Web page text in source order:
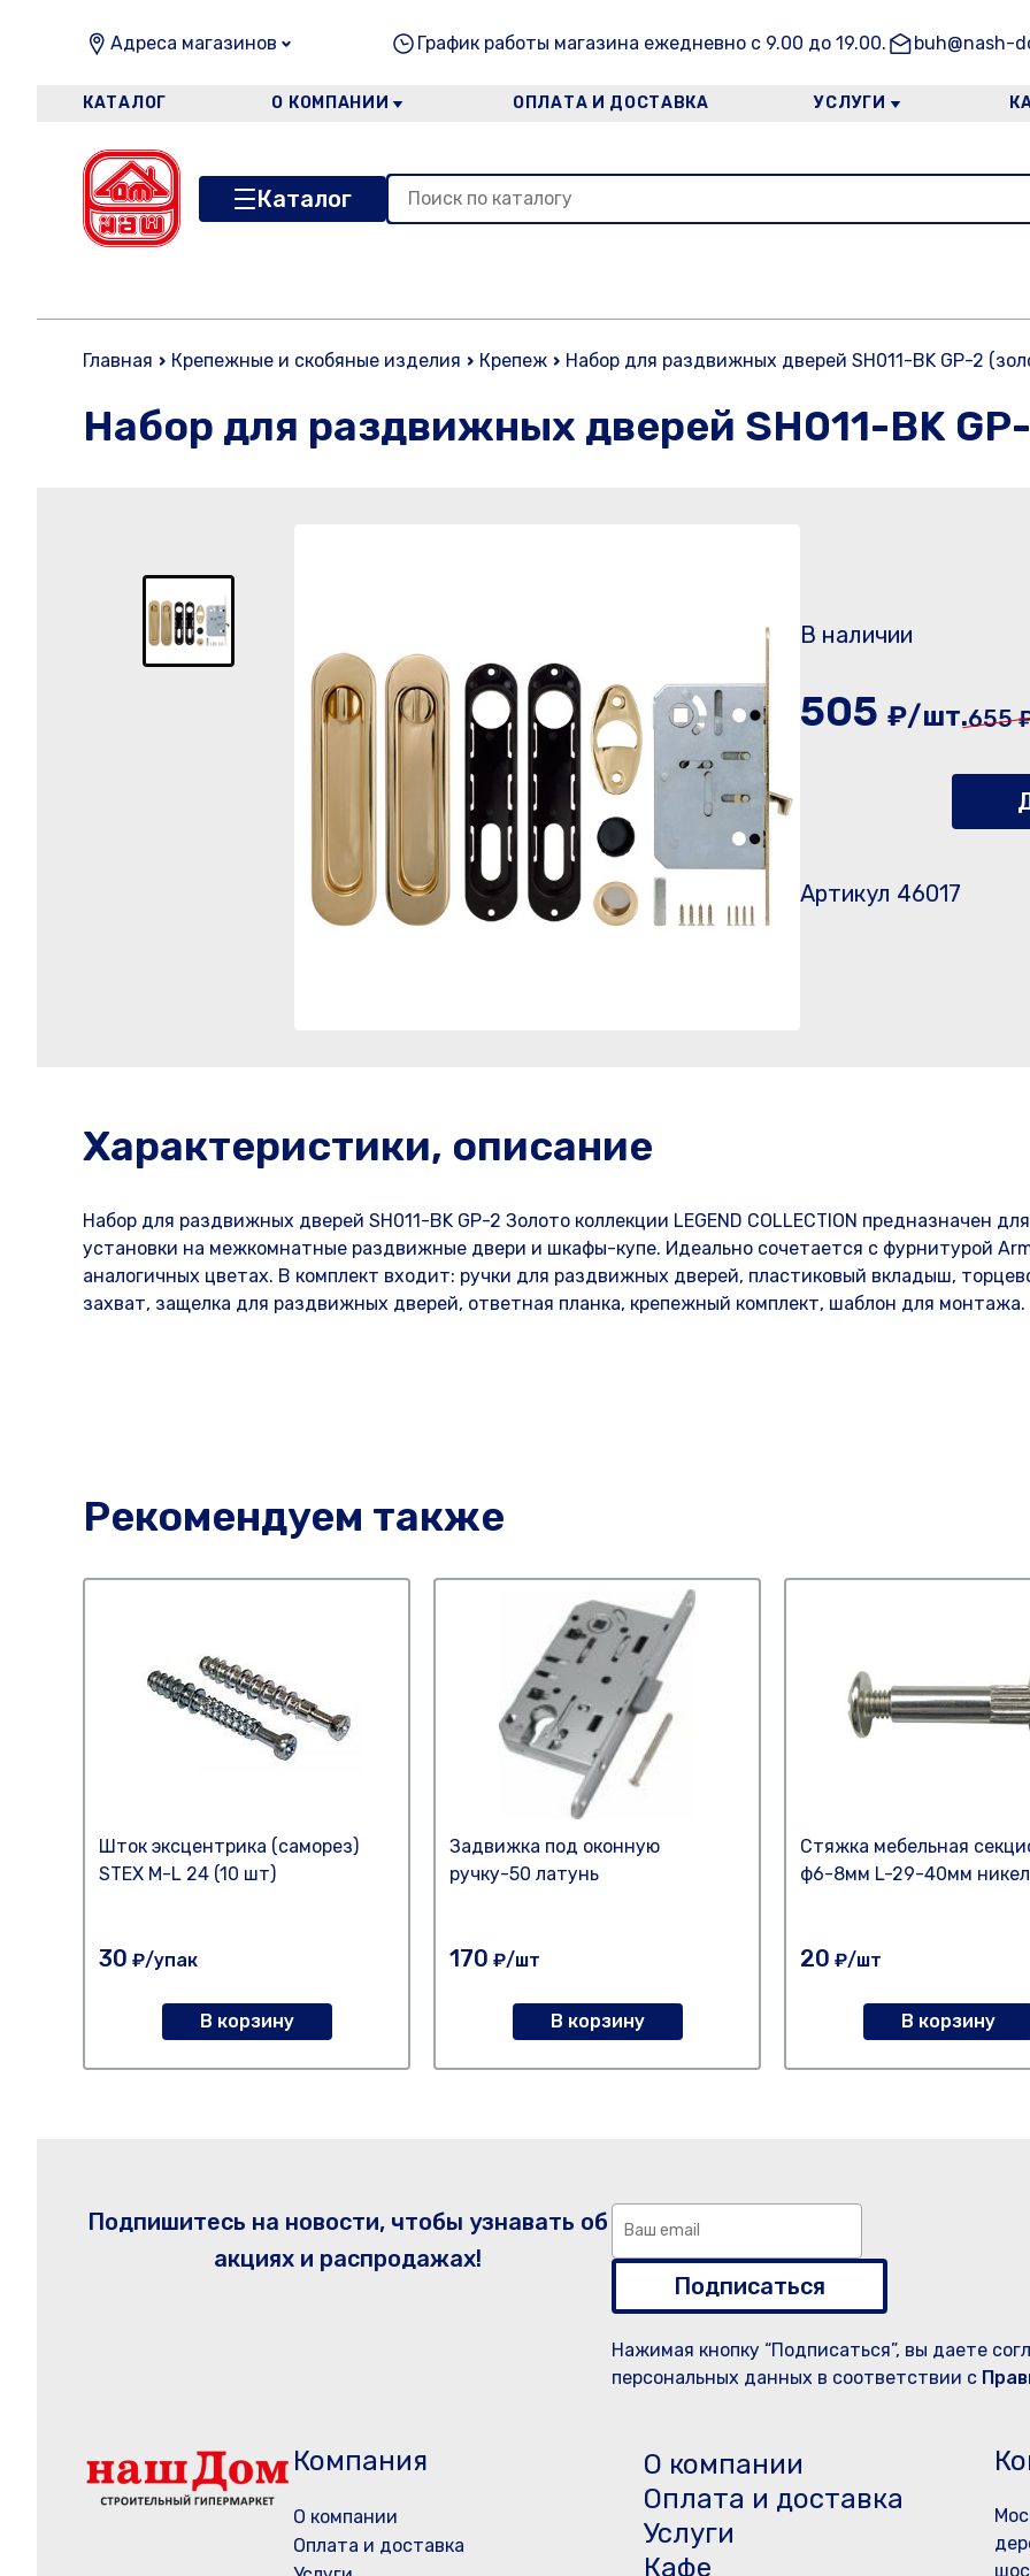
Адреса магазинов График работы магазина ежедневно с 9.00 до 19.00. buh@nash-
КАТАЛОГ О КОМПАНИИ ОПЛАТА И ДОСТАВКА УСЛУГИ
Каталог
Главная Крепежные и скобяные изделия Крепеж Набор для раздвижных дверей SH011-BK GP-2
Набор для раздвижных дверей SH011-BK
В наличии
505 ₽/шт.655
Артикул 46017
Характеристики, описание
Набор для раздвижных дверей SH011-BK GP-2 Золото коллекции LEGEND COLLECTION предназначен для
установки на межкомнатные раздвижные двери и шкафы-купе. Идеально сочетается с фурнитурой
аналогичных цветах. В комплект входит: ручки для раздвижных дверей, пластиковый вкладыш,
захват, защелка для раздвижных дверей, ответная планка, крепежный комплект, шаблон для монтажа.
Рекомендуем также
Шток эксцентрика (саморез)
STEX M-L 24 (10 шт)
30 ₽/упак
В корзину
Задвижка под оконную
ручку-50 латунь
170 ₽/шт
В корзину
Стяжка мебельная
ф6-8мм L-29-40мм
20 ₽/шт
В корзину
Подпишитесь на новости, чтобы узнавать об
акциях и распродажах!
Подписаться
Нажимая кнопку “Подписаться”, вы даете
персональных данных в соответствии с
Компания
О компании
Оплата и доставка
О компании
Оплата и доставка
Услуги
Кафе